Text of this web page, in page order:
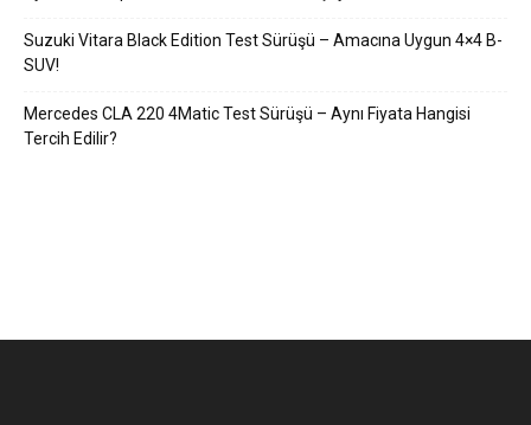
Suzuki Vitara Black Edition Test Sürüşü – Amacına Uygun 4×4 B-
SUV!
Mercedes CLA 220 4Matic Test Sürüşü – Aynı Fiyata Hangisi
Tercih Edilir?